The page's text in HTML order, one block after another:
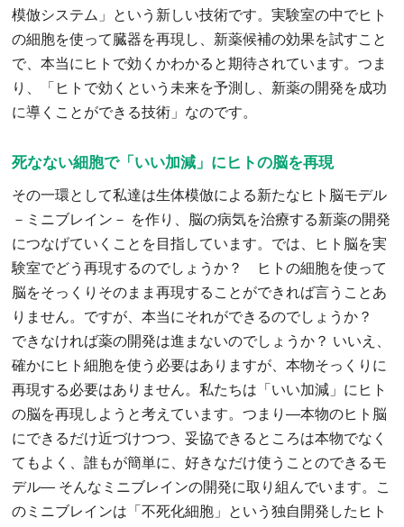
模倣システム」という新しい技術です。実験室の中でヒト
の細胞を使って臓器を再現し、新薬候補の効果を試すこと
で、本当にヒトで効くかわかると期待されています。つま
り、「ヒトで効くという未来を予測し、新薬の開発を成功
に導くことができる技術」なのです。
死なない細胞で「いい加減」にヒトの脳を再現
その一環として私達は生体模倣による新たなヒト脳モデル
－ミニブレイン－ を作り、脳の病気を治療する新薬の開発
につなげていくことを目指しています。では、ヒト脳を実
験室でどう再現するのでしょうか？ ヒトの細胞を使って
脳をそっくりそのまま再現することができれば言うことあ
りません。ですが、本当にそれができるのでしょうか？
できなければ薬の開発は進まないのでしょうか？ いいえ、
確かにヒト細胞を使う必要はありますが、本物そっくりに
再現する必要はありません。私たちは「いい加減」にヒト
の脳を再現しようと考えています。つまり―本物のヒト脳
にできるだけ近づけつつ、妥協できるところは本物でなく
てもよく、誰もが簡単に、好きなだけ使うことのできるモ
デル― そんなミニブレインの開発に取り組んでいます。こ
のミニブレインは「不死化細胞」という独自開発したヒト